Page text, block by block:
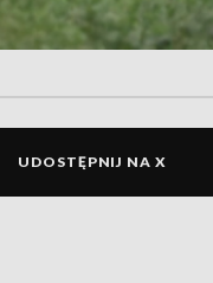
UDOSTĘPNIJ NA X